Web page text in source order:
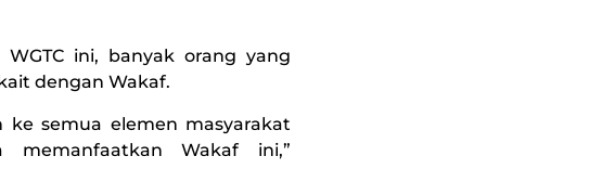
ini, banyak orang yang
dengan Wakaf.
ke semua elemen masyarakat
Wakaf ini,”